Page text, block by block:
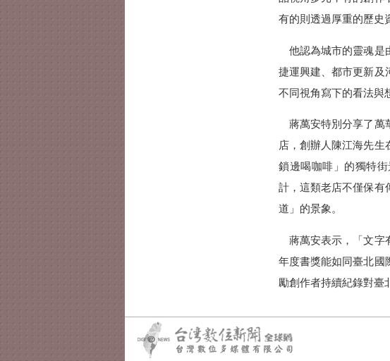
有的則透過厚重的歷史
他認為城市的靈魂是
捷運興建、都市更新及
不同視角寫下的看法與
蔣萬安特別分享了萬
店，創辦人陳江海先生
鎖邊喝咖啡」的獨特
計，這類老店不僅保有
道」的景象。
蔣萬安表示，「文字
年度書獎能如同臺北國
勵創作者持續紀錄對臺